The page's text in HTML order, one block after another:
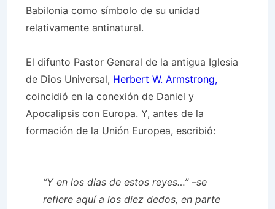
Babilonia como símbolo de su unidad
relativamente antinatural.
El difunto Pastor General de la antigua Iglesia
de Dios Universal, Herbert W. Armstrong,
coincidió en la conexión de Daniel y
Apocalipsis con Europa. Y, antes de la
formación de la Unión Europea, escribió:
“Y en los días de estos reyes…” –se
refiere aquí a los diez dedos, en parte